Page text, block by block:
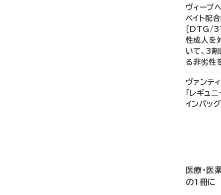
ヴィーブ
ベイト配
［DTG/
性成人を
いて、3
る非劣性
ヴァンテ
「レギュ
インバッ
医療・医
の1冊に